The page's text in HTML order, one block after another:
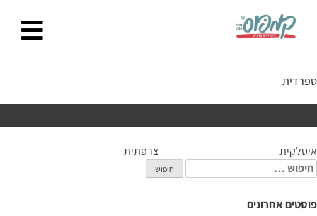
content
ספרדית
ניווט צרפתית
איטלקית
חיפוש:
פוסטים אחרונים